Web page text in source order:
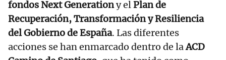
fondos Next Generationy elPlan de
Recuperación, Transformación y Resiliencia
del Gobierno de España. Las diferentes
acciones se han enmarcado dentro de laACD